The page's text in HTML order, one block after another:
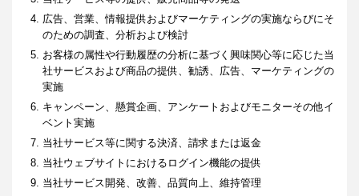
広告、営業、情報提供およびマーケティングの実施ならびにそ
のための調査、分析および検討
お客様の属性や行動履歴の分析に基づく興味関心等に応じた当
社サービスおよび商品の提供、勧誘、広告、マーケティングの
実施
キャンペーン、懸賞企画、アンケートおよびモニターその他イ
ベント実施
当社サービス等に関する決済、請求または返金
当社ウェブサイトにおけるログイン機能の提供
当社サービス開発、改善、品質向上、維持管理